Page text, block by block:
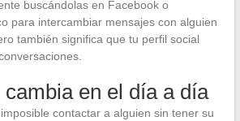
buscándolas en Facebook o
para intercambiar mensajes con alguien
también significa que tu perfil social
cambia en el día a día
contactar a alguien sin tener su